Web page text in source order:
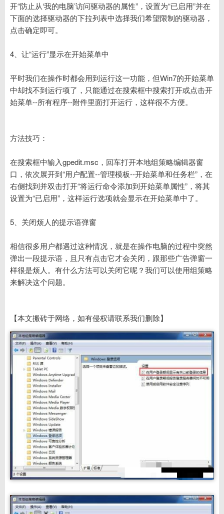
开“防止从‘我的电脑’访问驱动器的属性”，设置为“已启用”并在
下面的选择驱动器的下拉列表中选择我们希望限制的驱动器，
点击确定即可。
4、让“运行”显示在开始菜单中
平时我们在操作时都会用到运行这一功能，但Win7的开始菜单
中却找不到运行项了，只能通过在搜索框中搜索打开或点击开
始菜单--所有程序--附件里面打开运行，这样很不方便。
方法技巧：
在搜索框中输入gpedit.msc，回车打开本地组策略编辑器窗
口，依次展开到“用户配置--管理模板--开始菜单和任务栏”，在
右侧找到并双击打开“将运行命令添加到开始菜单属性”，将其
设置为“已启用”，这样运行选项就会显示在开始菜单中了。
5、关闭烦人的提示语弹窗
相信很多用户都遇过这种情况，就是在操作电脑的过程中突然
弹出一段提示语，且只有点击它才会关闭，跟那些广告弹窗一
样很是烦人。有什么方法可以关闭它呢？我们可以使用组策略
来解决这个问题。
【本文搬砖于网络，如有侵权请联系我们删除】